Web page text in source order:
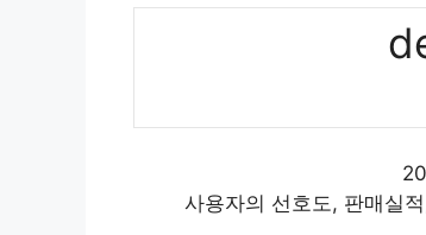
사용자의 선호도, 판매실